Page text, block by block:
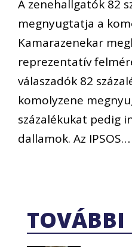
A zenehallgatók 82
megnyugtatja a
Kamarazenekar
reprezentatív
válaszadók 82
komolyzene
százalékukat pedig
dallamok. Az IPSOS…
TOVÁBBI